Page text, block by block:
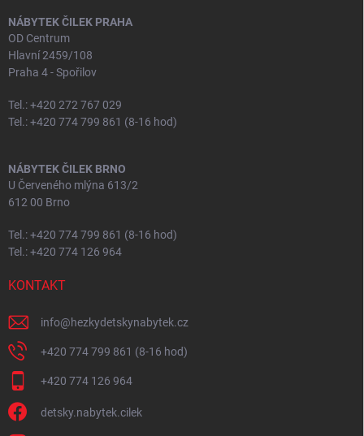
NÁBYTEK ČILEK PRAHA
OD Centrum
Hlavní 2459/108
Praha 4 - Spořilov
Tel.: +420 272 767 029
Tel.: +420 774 799 861 (8-16 hod)
NÁBYTEK ČILEK BRNO
U Červeného mlýna 613/2
612 00 Brno
Tel.: +420 774 799 861 (8-16 hod)
Tel.: +420 774 126 964
KONTAKT
info@hezkydetskynabytek.cz
+420 774 799 861 (8-16 hod)
+420 774 126 964
detsky.nabytek.cilek